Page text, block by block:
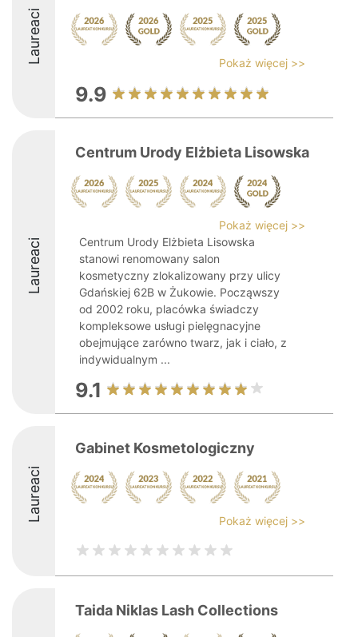
Laureaci Pokaż więcej >>
9.9
Laureaci
Centrum Urody Elżbieta Lisowska
Pokaż więcej >>
Centrum Urody Elżbieta Lisowska
stanowi renomowany salon
kosmetyczny zlokalizowany przy ulicy
Gdańskiej 62B w Żukowie. Począwszy
od 2002 roku, placówka świadczy
kompleksowe usługi pielęgnacyjne
obejmujące zarówno twarz, jak i ciało, z
indywidualnym ...
9.1
Laureaci
Gabinet Kosmetologiczny
Pokaż więcej >>
Taida Niklas Lash Collections